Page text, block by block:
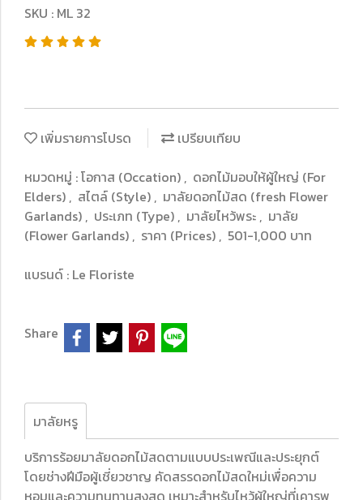
SKU : ML 32
เพิ่มรายการโปรด
เปรียบเทียบ
หมวดหมู่ :โอกาส (Occation) , ดอกไม้มอบให้ผู้ใหญ่ (For
Elders) , สไตล์ (Style) , มาลัยดอกไม้สด (fresh Flower
Garlands) , ประเภท (Type) , มาลัยไหว้พระ , มาลัย
(Flower Garlands) , ราคา (Prices) , 501-1,000 บาท
แบรนด์ : Le Floriste
Share
มาลัยหรู
บริการร้อยมาลัยดอกไม้สดตามแบบประเพณีและประยุกต์
โดยช่างฝีมือผู้เชี่ยวชาญ คัดสรรดอกไม้สดใหม่เพื่อความ
หอมและความทนทานสูงสุด เหมาะสำหรับไหว้ผู้ใหญ่ที่เคารพ